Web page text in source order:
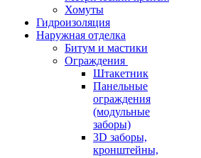
Хомуты
Гидроизоляция
Наружная отделка
Битум и мастики
Ограждения
Штакетник
Панельные
ограждения
(модульные
заборы)
3D заборы,
кронштейны,